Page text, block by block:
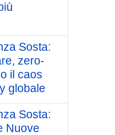
Sosta:
zero-
il caos
globale
Sosta:
Nuove